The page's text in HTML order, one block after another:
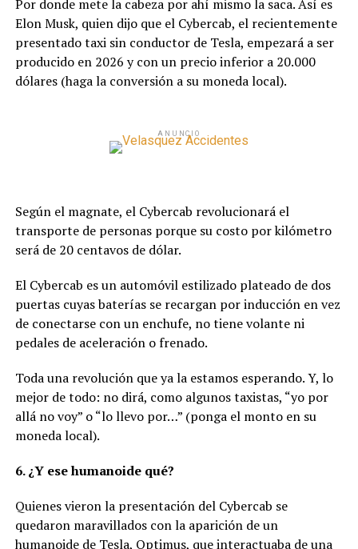
Por donde mete la cabeza por ahí mismo la saca. Así es
Elon Musk, quien dijo que el Cybercab, el recientemente
presentado taxi sin conductor de Tesla, empezará a ser
producido en 2026 y con un precio inferior a 20.000
dólares (haga la conversión a su moneda local).
ANUNCIO
Según el magnate, el Cybercab revolucionará el
transporte de personas porque su costo por kilómetro
será de 20 centavos de dólar.
El Cybercab es un automóvil estilizado plateado de dos
puertas cuyas baterías se recargan por inducción en vez
de conectarse con un enchufe, no tiene volante ni
pedales de aceleración o frenado.
Toda una revolución que ya la estamos esperando. Y, lo
mejor de todo: no dirá, como algunos taxistas, “yo por
allá no voy” o “lo llevo por…” (ponga el monto en su
moneda local).
6. ¿Y ese humanoide qué?
Quienes vieron la presentación del Cybercab se
quedaron maravillados con la aparición de un
humanoide de Tesla, Optimus, que interactuaba de una